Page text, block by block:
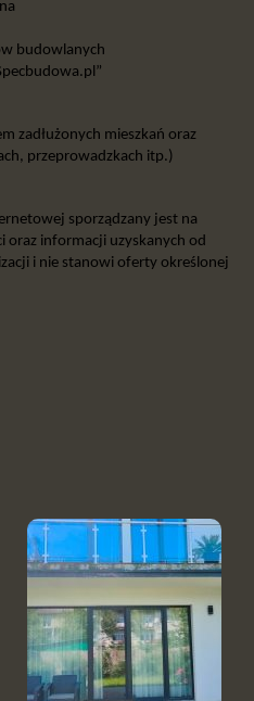
budowlanych
zadłużonych mieszkań oraz
przeprowadzkach itp.)
sporządzany jest na
oraz informacji uzyskanych od
i nie stanowi oferty określonej